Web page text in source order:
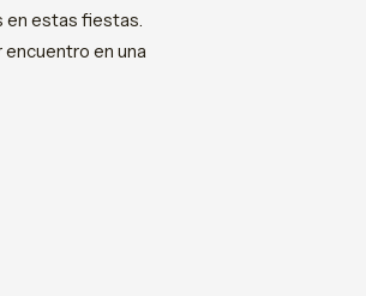
en estas fiestas.
en una